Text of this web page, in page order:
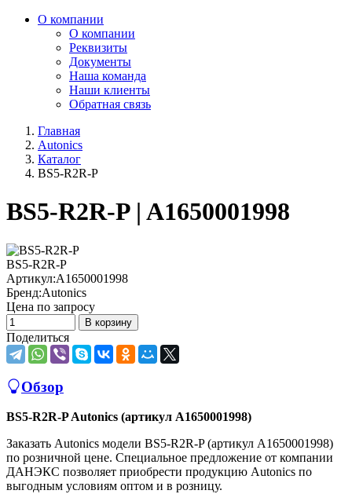
О компании
О компании
Реквизиты
Документы
Наша команда
Наши клиенты
Обратная связь
Главная
Autonics
Каталог
BS5-R2R-P
BS5-R2R-P | A1650001998
BS5-R2R-P
Артикул:A1650001998
Бренд:Autonics
Цена по запросу
В корзину
Поделиться
Обзор
BS5-R2R-P Autonics (артикул A1650001998)
Заказать Autonics модели BS5-R2R-P (артикул A1650001998)
по розничной цене. Специальное предложение от компании
ДАНЭКС позволяет приобрести продукцию Autonics по
выгодным условиям оптом и в розницу.